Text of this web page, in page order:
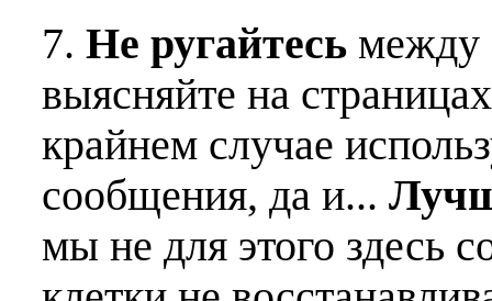
7. Не ругайтесь между
выясняйте на
крайнем случае
сообщения, да и...
мы не для этого здесь